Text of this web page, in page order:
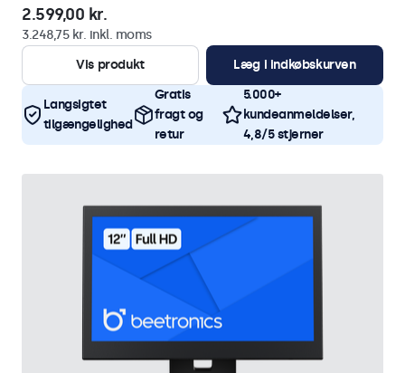
2.599,00 kr.
3.248,75 kr. inkl. moms
Vis produkt
Læg i indkøbskurven
Langsigtet
tilgængelighed
Gratis
fragt og
retur
5.000+
kundeanmeldelser,
4,8/5 stjerner